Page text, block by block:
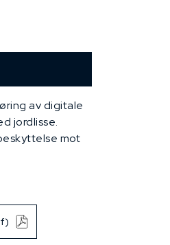
av digitale
jordlisse.
mot